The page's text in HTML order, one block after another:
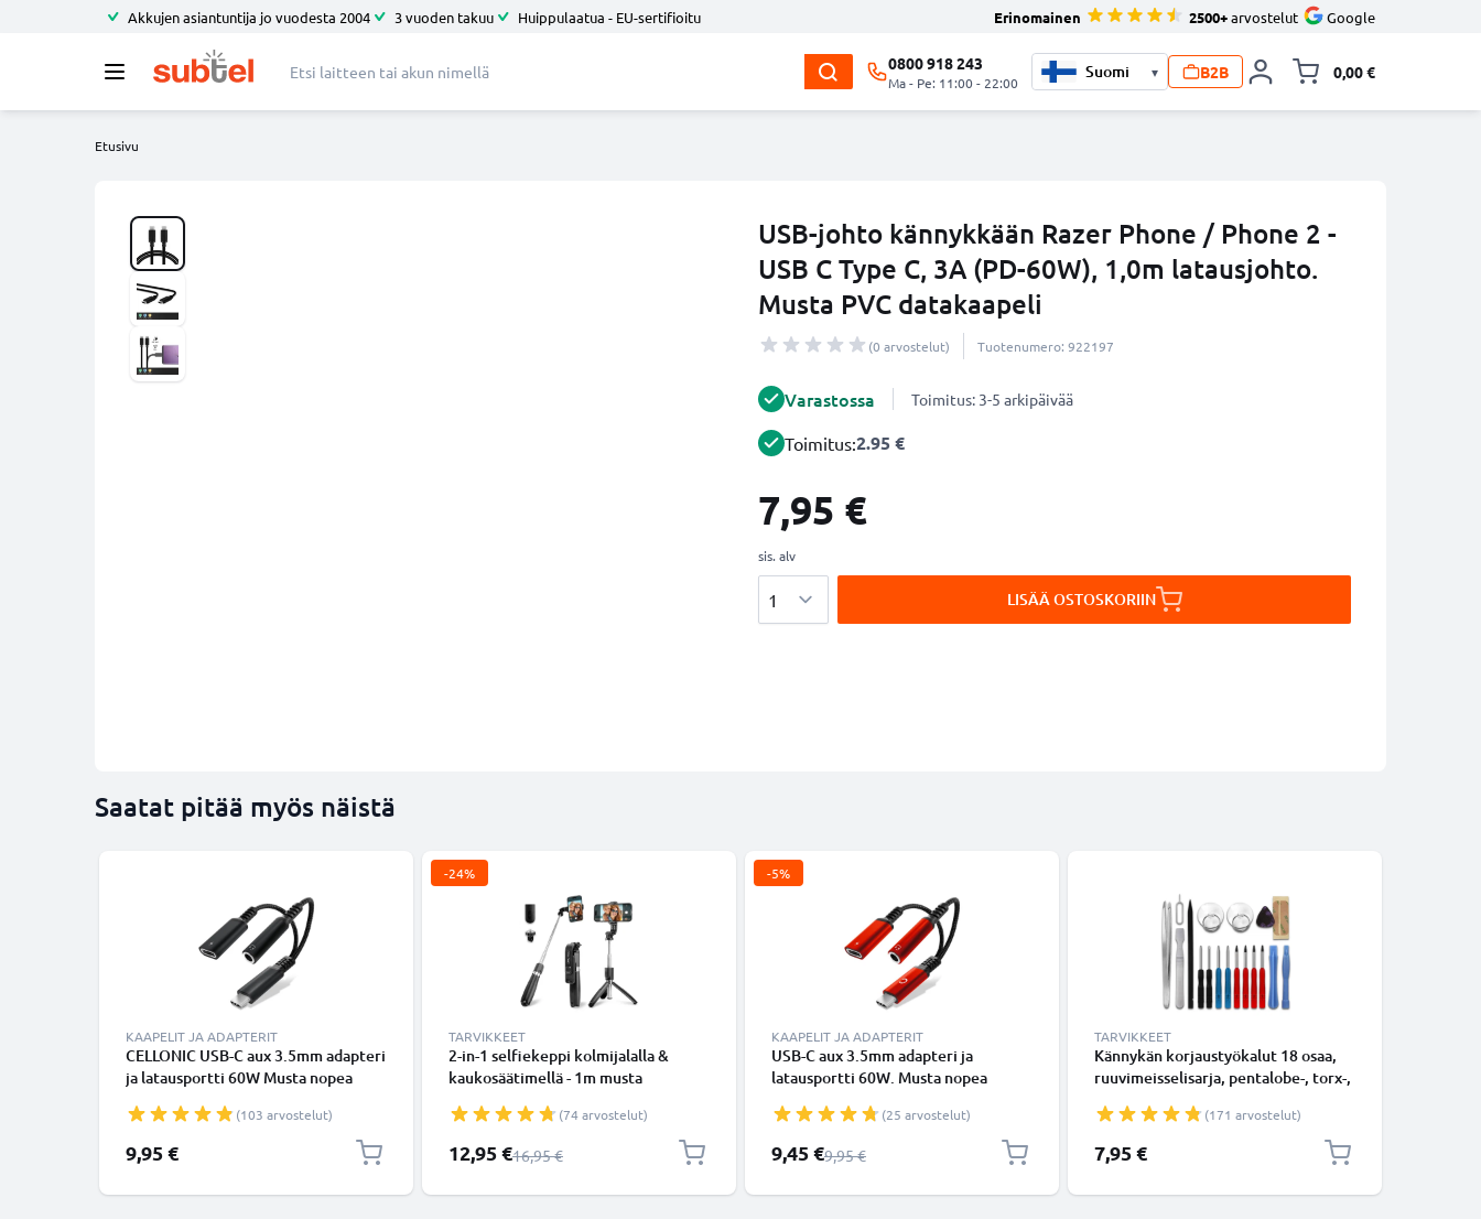
Akkujen asiantuntija jo vuodesta 2004 3 vuoden takuu Huippulaatua - EU-sertifioitu Erinomainen 2500+arvostelut Google
0800 918 243
Ma - Pe: 11:00 - 22:00
▾ B2B 0,00 €
Etusivu
USB-johto kännykkään Razer Phone / Phone 2 -
USB C Type C, 3A (PD-60W), 1,0m latausjohto.
Musta PVC datakaapeli
(0 arvostelut) Tuotenumero: 922197
Varastossa Toimitus: 3-5 arkipäivää
Toimitus:2.95 €
7,95 €
sis. alv
LISÄÄ OSTOSKORIIN
Saatat pitää myös näistä
KAAPELIT JA ADAPTERIT
CELLONIC USB-C aux 3.5mm adapteri
ja latausportti 60W Musta nopea
tableteille ja kuulokkeille
(103 arvostelut)
9,95 €
-24%
TARVIKKEET
2-in-1 selfiekeppi kolmijalalla &
kaukosäätimellä - 1m musta
kokoontaitettava kolmijalka
bluetooth-kaukosäätimellä
puhelimelle ja kameralle - iPhonelle,
(74 arvostelut)
Erikoishinta
12,95 €Normaali hinta
16,95 €
-5%
KAAPELIT JA ADAPTERIT
USB-C aux 3.5mm adapteri ja
latausportti 60W. Musta nopea
tableteille ja kuulokkeille - Punainen
(25 arvostelut)
Erikoishinta
9,45 €Normaali hinta
9,95 €
TARVIKKEET
Kännykän korjaustyökalut 18 osaa,
ruuvimeisselisarja, pentalobe-, torx-,
imukuppi, pinsetit ja tarra -
älypuhelimen avaustyökalut
tarkkuustyöhön
(171 arvostelut)
7,95 €